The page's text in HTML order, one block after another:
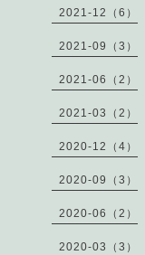
2021-12（6）
2021-09（3）
2021-06（2）
2021-03（2）
2020-12（4）
2020-09（3）
2020-06（2）
2020-03（3）